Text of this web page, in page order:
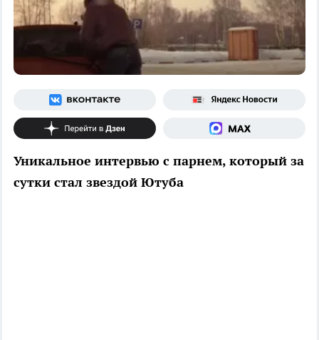
Уникальное интервью с парнем, который за
сутки стал звездой Ютуба